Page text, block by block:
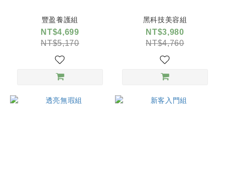
豐盈養護組
NT$4,699
NT$5,170
黑科技美容組
NT$3,980
NT$4,760